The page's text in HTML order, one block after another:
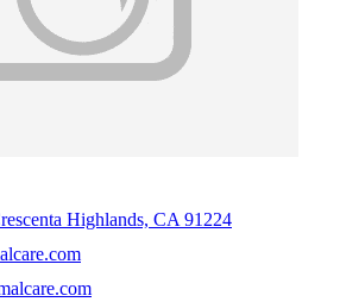
Highlands, CA 91224